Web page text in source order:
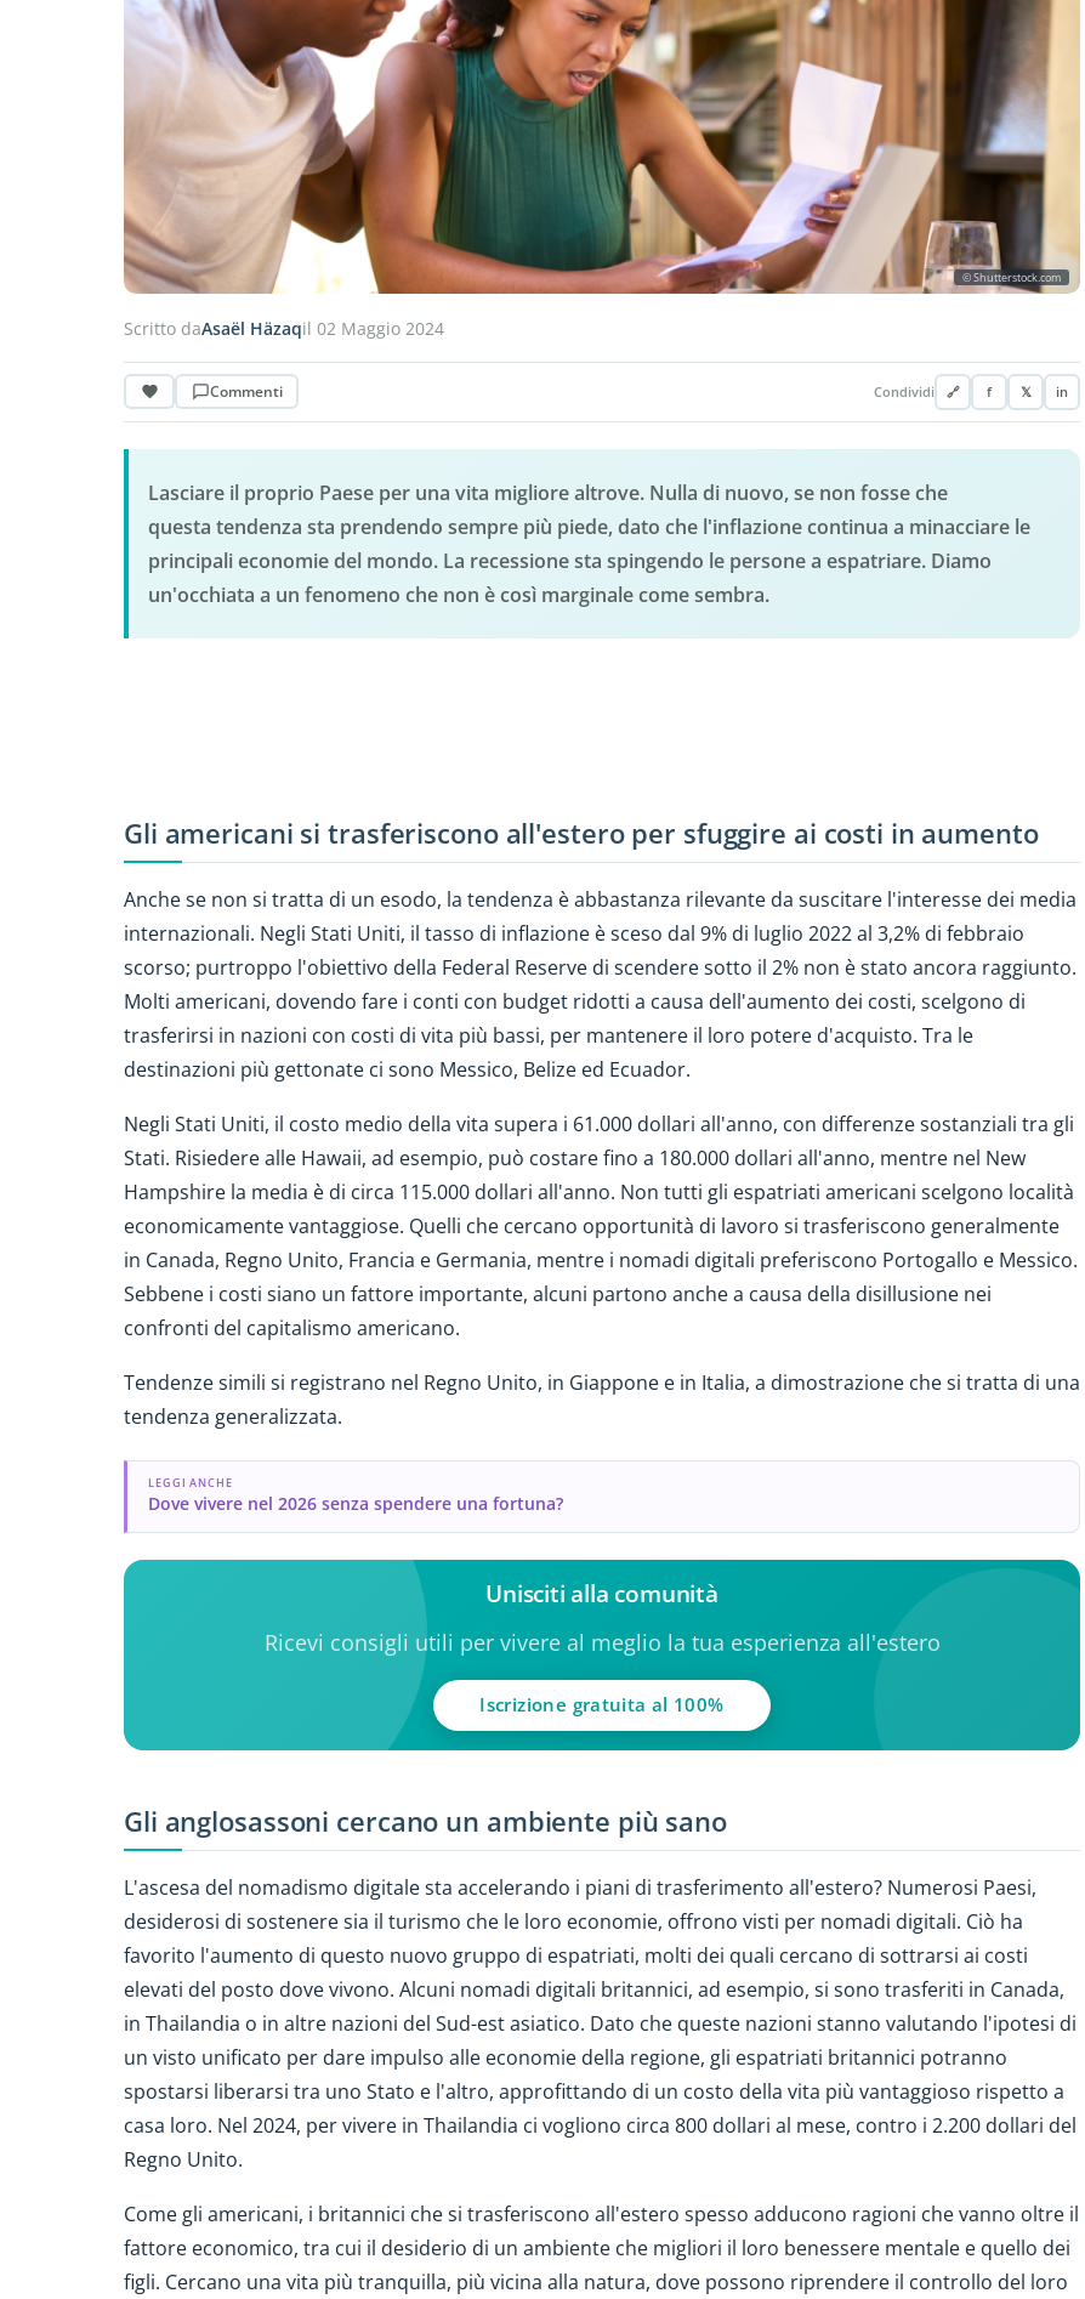
© Shutterstock.com
Scritto daAsaël Häzaqil 02 Maggio 2024
Commenti Condividi 🔗 f 𝕏 in
Lasciare il proprio Paese per una vita migliore altrove. Nulla di nuovo, se non fosse che
questa tendenza sta prendendo sempre più piede, dato che l'inflazione continua a minacciare le
principali economie del mondo. La recessione sta spingendo le persone a espatriare. Diamo
un'occhiata a un fenomeno che non è così marginale come sembra.
Gli americani si trasferiscono all'estero per sfuggire ai costi in aumento
Anche se non si tratta di un esodo, la tendenza è abbastanza rilevante da suscitare l'interesse dei media
internazionali. Negli Stati Uniti, il tasso di inflazione è sceso dal 9% di luglio 2022 al 3,2% di febbraio
scorso; purtroppo l'obiettivo della Federal Reserve di scendere sotto il 2% non è stato ancora raggiunto.
Molti americani, dovendo fare i conti con budget ridotti a causa dell'aumento dei costi, scelgono di
trasferirsi in nazioni con costi di vita più bassi, per mantenere il loro potere d'acquisto. Tra le
destinazioni più gettonate ci sono Messico, Belize ed Ecuador.
Negli Stati Uniti, il costo medio della vita supera i 61.000 dollari all'anno, con differenze sostanziali tra gli
Stati. Risiedere alle Hawaii, ad esempio, può costare fino a 180.000 dollari all'anno, mentre nel New
Hampshire la media è di circa 115.000 dollari all'anno. Non tutti gli espatriati americani scelgono località
economicamente vantaggiose. Quelli che cercano opportunità di lavoro si trasferiscono generalmente
in Canada, Regno Unito, Francia e Germania, mentre i nomadi digitali preferiscono Portogallo e Messico.
Sebbene i costi siano un fattore importante, alcuni partono anche a causa della disillusione nei
confronti del capitalismo americano.
Tendenze simili si registrano nel Regno Unito, in Giappone e in Italia, a dimostrazione che si tratta di una
tendenza generalizzata.
LEGGI ANCHE
Dove vivere nel 2026 senza spendere una fortuna?
Unisciti alla comunità
Ricevi consigli utili per vivere al meglio la tua esperienza all'estero
Iscrizione gratuita al 100%
Gli anglosassoni cercano un ambiente più sano
L'ascesa del nomadismo digitale sta accelerando i piani di trasferimento all'estero? Numerosi Paesi,
desiderosi di sostenere sia il turismo che le loro economie, offrono visti per nomadi digitali. Ciò ha
favorito l'aumento di questo nuovo gruppo di espatriati, molti dei quali cercano di sottrarsi ai costi
elevati del posto dove vivono. Alcuni nomadi digitali britannici, ad esempio, si sono trasferiti in Canada,
in Thailandia o in altre nazioni del Sud-est asiatico. Dato che queste nazioni stanno valutando l'ipotesi di
un visto unificato per dare impulso alle economie della regione, gli espatriati britannici potranno
spostarsi liberarsi tra uno Stato e l'altro, approfittando di un costo della vita più vantaggioso rispetto a
casa loro. Nel 2024, per vivere in Thailandia ci vogliono circa 800 dollari al mese, contro i 2.200 dollari del
Regno Unito.
Come gli americani, i britannici che si trasferiscono all'estero spesso adducono ragioni che vanno oltre il
fattore economico, tra cui il desiderio di un ambiente che migliori il loro benessere mentale e quello dei
figli. Cercano una vita più tranquilla, più vicina alla natura, dove possono riprendere il controllo del loro